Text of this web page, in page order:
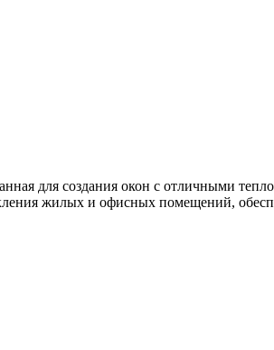
для создания окон с отличными
жилых и офисных помещений,